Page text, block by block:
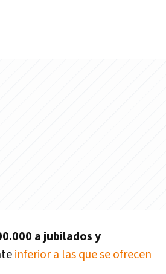
a jubilados y
inferior a las que se ofrecen